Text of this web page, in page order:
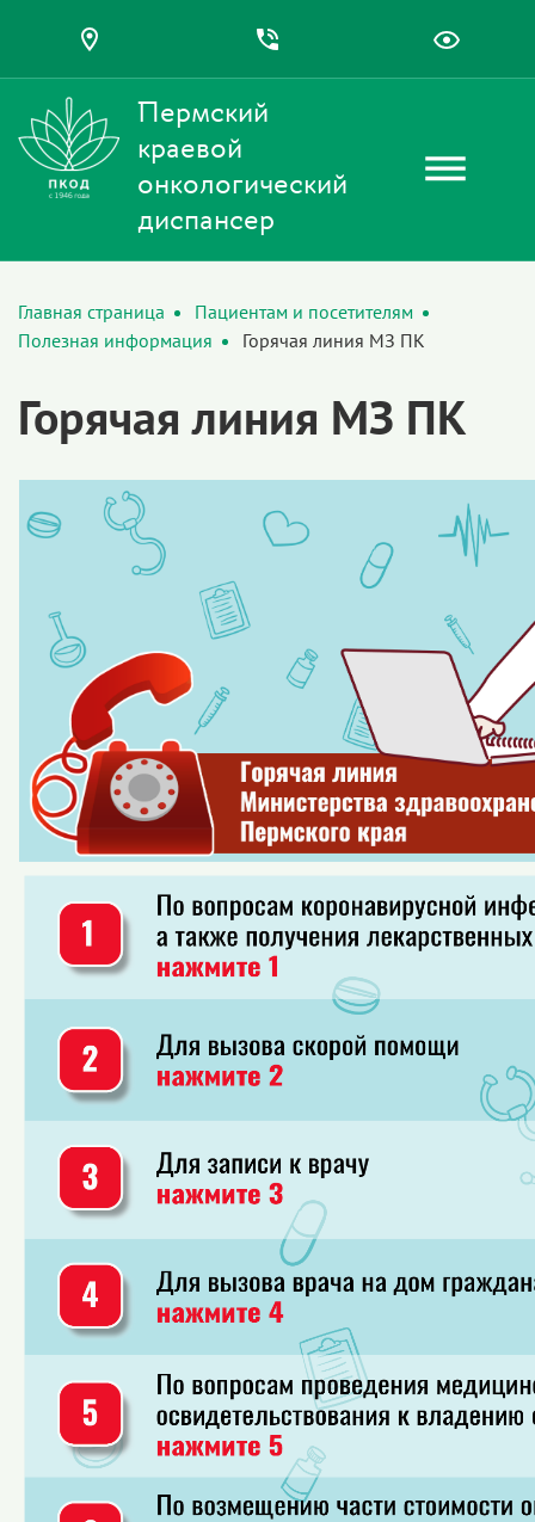
Пермский
краевой
онкологический
диспансер
Главная страница
Пациентам и посетителям
Полезная информация
Горячая линия МЗ ПК
Горячая линия МЗ ПК